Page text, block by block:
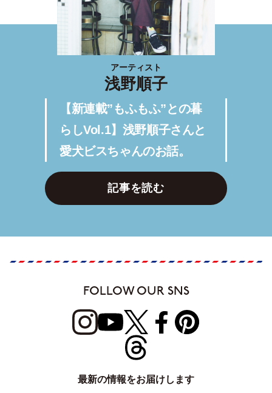
アーティスト
浅野順子
【新連載”もふもふ”との暮
らしVol.1】浅野順子さんと
愛犬ビスちゃんのお話。
記事を読む
FOLLOW OUR SNS
最新の情報をお届けします